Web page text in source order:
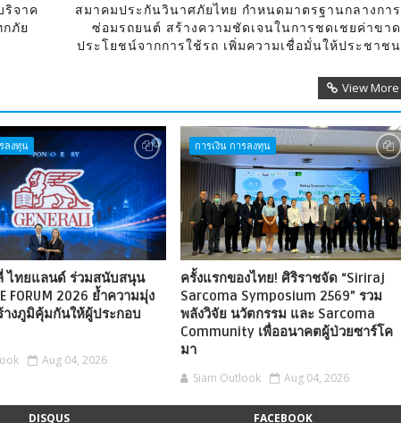
ริจาค
ภัย
สมาคมประกันวินาศภัยไทย กำหนดมาตรฐานกลางการ
ซ่อมรถยนต์ สร้างความชัดเจนในการชดเชยค่าขาด
ประโยชน์จากการใช้รถ เพิ่มความเชื่อมั่นให้ประชาชน
View More
ลงทุน
ไทยแลนด์ ร่วมสนับสนุน
FORUM 2026 ย้ำความมุ่ง
างภูมิคุ้มกันให้ผู้ประกอบ
Aug 04, 2026
การเงิน การลงทุน
ครั้งแรกของไทย! ศิริราชจัด “Siriraj
Sarcoma Symposium 2569” รวม
พลังวิจัย นวัตกรรม และ Sarcoma
Community เพื่ออนาคตผู้ป่วยซาร์โค
มา
Siam Outlook Aug 04, 2026
DISQUS FACEBOOK